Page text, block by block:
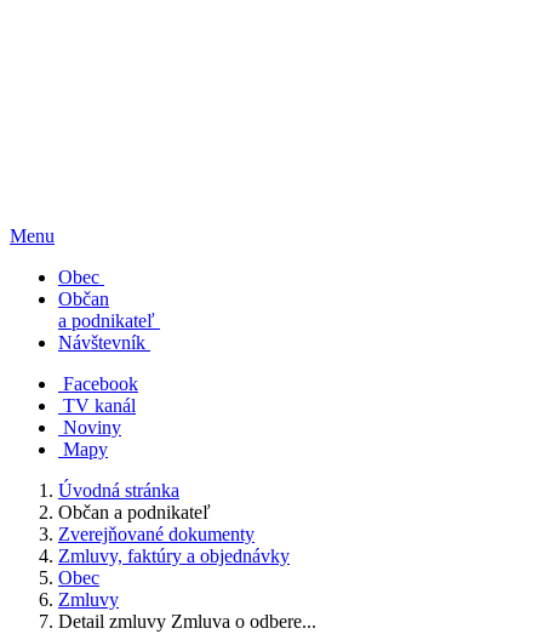
Menu
Obec
Občan
a podnikateľ
Návštevník
Facebook
TV kanál
Noviny
Mapy
Úvodná stránka
Občan a podnikateľ
Zverejňované dokumenty
Zmluvy, faktúry a objednávky
Obec
Zmluvy
Detail zmluvy Zmluva o odbere...